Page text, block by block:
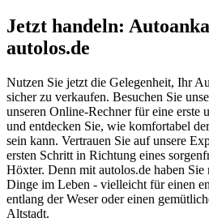
Jetzt handeln:
autolos.de
Nutzen Sie jetzt die Gelegenheit, Ihr
sicher zu verkaufen. Besuchen Sie
unseren Online-Rechner für eine erste
und entdecken Sie, wie komfortabel
sein kann. Vertrauen Sie auf unsere
ersten Schritt in Richtung eines
Höxter. Denn mit autolos.de haben
Dinge im Leben - vielleicht für einen
entlang der Weser oder einen
Altstadt.